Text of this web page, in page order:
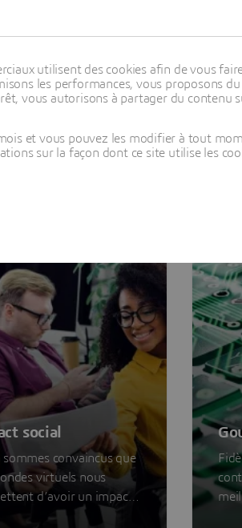
des critères ESG
efforçons d’appliquer cette démarche
entreprise durable. Nous faisons tout ce
social
sommes convaincus que
virtuels nous
d’avoir un impact
sur la société, et que le
utilisent des cookies afin de vous
les performances, vous proposons
vous autorisons à partager du contenu
et vous pouvez les modifier à tout
sur la façon dont ce site utilise les